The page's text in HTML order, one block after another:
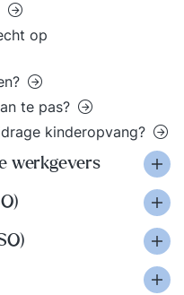
op
te pas?
kinderopvang?
werkgevers